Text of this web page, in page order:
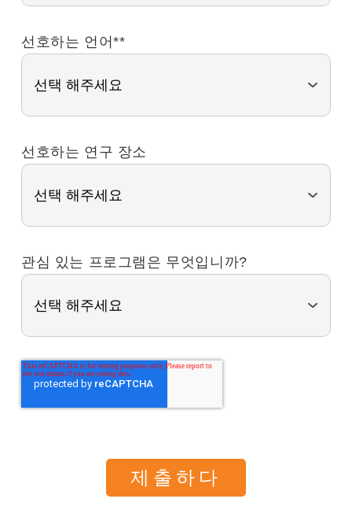
선호하는 언어**
선호하는 연구 장소
관심 있는 프로그램은 무엇입니까?